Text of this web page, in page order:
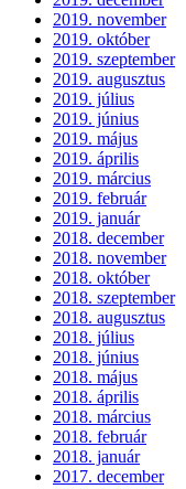
2019. november
2019. október
2019. szeptember
2019. augusztus
2019. július
2019. június
2019. május
2019. április
2019. március
2019. február
2019. január
2018. december
2018. november
2018. október
2018. szeptember
2018. augusztus
2018. július
2018. június
2018. május
2018. április
2018. március
2018. február
2018. január
2017. december